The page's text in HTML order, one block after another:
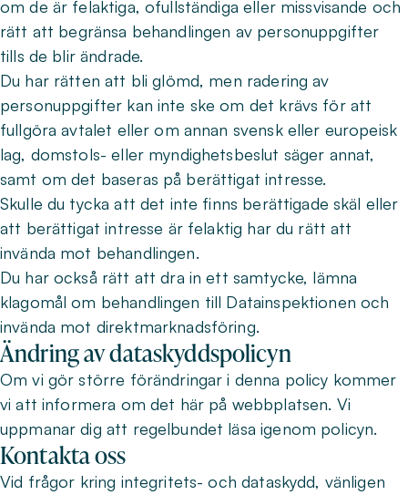
om de är felaktiga, ofullständiga eller missvisande och
rätt att begränsa behandlingen av personuppgifter
tills de blir ändrade.
Du har rätten att bli glömd, men radering av
personuppgifter kan inte ske om det krävs för att
fullgöra avtalet eller om annan svensk eller europeisk
lag, domstols- eller myndighetsbeslut säger annat,
samt om det baseras på berättigat intresse.
Skulle du tycka att det inte finns berättigade skäl eller
att berättigat intresse är felaktig har du rätt att
invända mot behandlingen.
Du har också rätt att dra in ett samtycke, lämna
klagomål om behandlingen till Datainspektionen och
invända mot direktmarknadsföring.
Ändring av dataskyddspolicyn
Om vi gör större förändringar i denna policy kommer
vi att informera om det här på webbplatsen. Vi
uppmanar dig att regelbundet läsa igenom policyn.
Kontakta oss
Vid frågor kring integritets- och dataskydd, vänligen